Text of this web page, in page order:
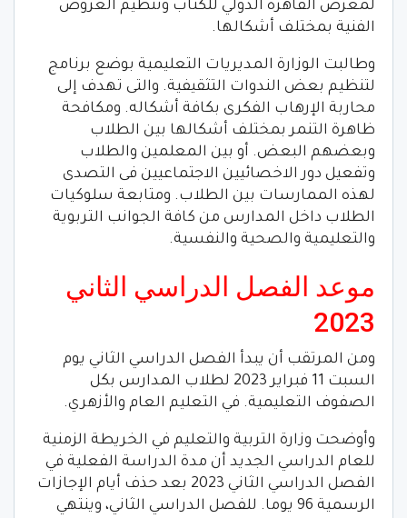
لمعرض القاهره الدولي للكتاب وتنظيم العروض
الفنية بمختلف أشكالها.
وطالبت الوزارة المديريات التعليمية بوضع برنامج
لتنظيم بعض الندوات التثقيفية. والتى تهدف إلى
محاربة الإرهاب الفكرى بكافة أشكاله. ومكافحة
ظاهرة التنمر بمختلف أشكالها بين الطلاب
وبعضهم البعض. أو بين المعلمين والطلاب
وتفعيل دور الاخصائيين الاجتماعيين فى التصدى
لهذه الممارسات بين الطلاب. ومتابعة سلوكيات
الطلاب داخل المدارس من كافة الجوانب التربوية
والتعليمية والصحية والنفسية.
موعد الفصل الدراسي الثاني
2023
ومن المرتقب أن يبدأ الفصل الدراسي الثاني يوم
السبت 11 فبراير 2023 لطلاب المدارس بكل
الصفوف التعليمية. في التعليم العام والأزهري.
وأوضحت وزارة التربية والتعليم في الخريطة الزمنية
للعام الدراسي الجديد أن مدة الدراسة الفعلية في
الفصل الدراسي الثاني 2023 بعد حذف أيام الإجازات
الرسمية 96 يوما. للفصل الدراسي الثاني، وينتهي